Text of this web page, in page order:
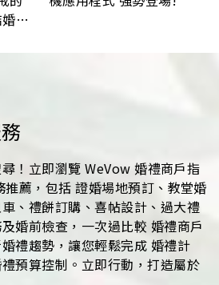
戒
！立即瀏覽 WeVow 婚禮商戶指
薦，包括 證婚場地預訂、教堂婚
、禮餅訂購、喜帖設計、過大禮
婚前檢查，一次過比較 婚禮商戶
禮趨勢，讓您輕鬆完成 婚禮計
預算控制。立即行動，打造屬於